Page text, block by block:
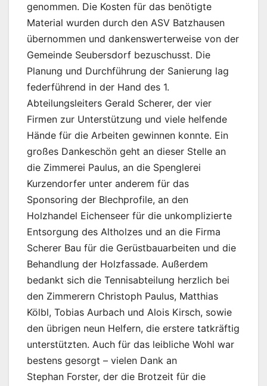
genommen. Die Kosten für das benötigte
Material wurden durch den ASV Batzhausen
übernommen und dankenswerterweise von der
Gemeinde Seubersdorf bezuschusst. Die
Planung und Durchführung der Sanierung lag
federführend in der Hand des 1.
Abteilungsleiters Gerald Scherer, der vier
Firmen zur Unterstützung und viele helfende
Hände für die Arbeiten gewinnen konnte. Ein
großes Dankeschön geht an dieser Stelle an
die Zimmerei Paulus, an die Spenglerei
Kurzendorfer unter anderem für das
Sponsoring der Blechprofile, an den
Holzhandel Eichenseer für die unkomplizierte
Entsorgung des Altholzes und an die Firma
Scherer Bau für die Gerüstbauarbeiten und die
Behandlung der Holzfassade. Außerdem
bedankt sich die Tennisabteilung herzlich bei
den Zimmerern Christoph Paulus, Matthias
Kölbl, Tobias Aurbach und Alois Kirsch, sowie
den übrigen neun Helfern, die erstere tatkräftig
unterstützten. Auch für das leibliche Wohl war
bestens gesorgt – vielen Dank an
Stephan Forster, der die Brotzeit für die